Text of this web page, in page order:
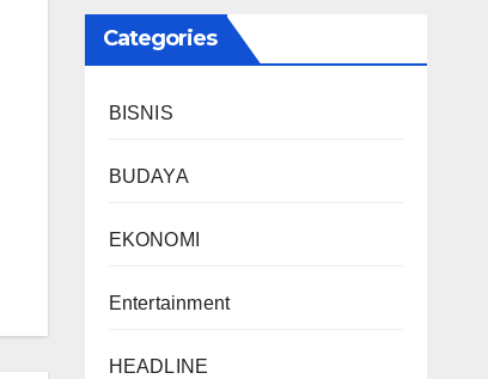
Categories
BISNIS
BUDAYA
EKONOMI
Entertainment
HEADLINE